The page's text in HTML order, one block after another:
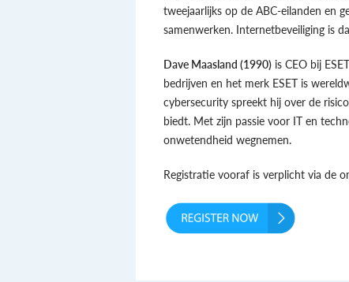
tweejaarlijks op de ABC-eilanden en
samenwerken. Internetbeveiliging is
Dave Maasland (1990) is CEO bij
bedrijven en het merk ESET is
cybersecurity spreekt hij over de
biedt. Met zijn passie voor IT en
onwetendheid wegnemen.
Registratie vooraf is verplicht via de